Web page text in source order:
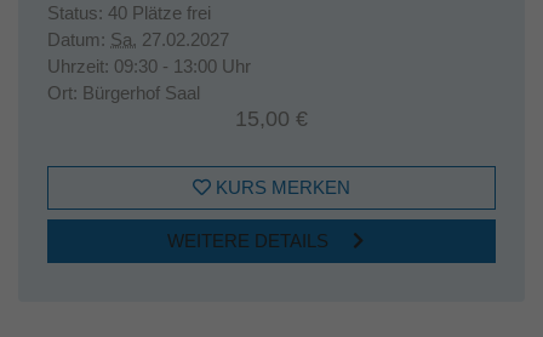
Status: 40 Plätze frei
Datum: Sa. 27.02.2027
Uhrzeit: 09:30 - 13:00 Uhr
Ort: Bürgerhof Saal
15,00 €
KURS MERKEN
WEITERE DETAILS